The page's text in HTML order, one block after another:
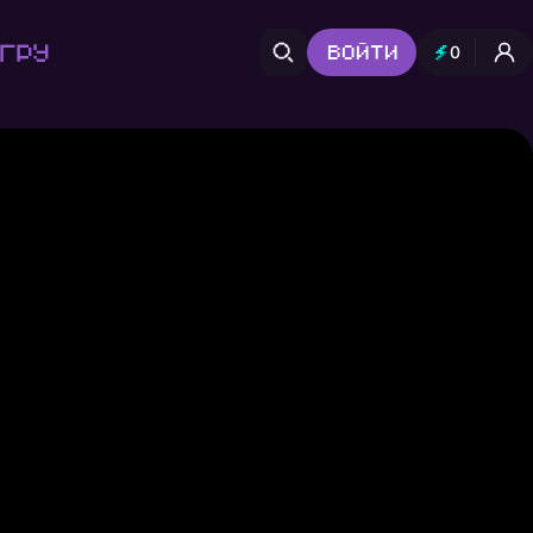
Войти 0